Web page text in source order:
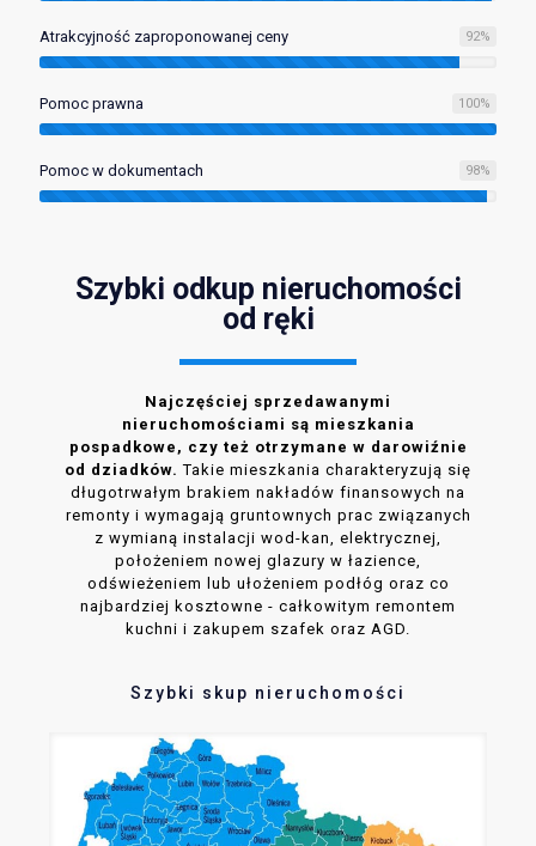
Atrakcyjność zaproponowanej ceny 92%
Pomoc prawna 100%
Pomoc w dokumentach 98%
Szybki odkup nieruchomości
od ręki
Najczęściej sprzedawanymi
nieruchomościami są mieszkania
pospadkowe, czy też otrzymane w darowiźnie
od dziadków. Takie mieszkania charakteryzują się
długotrwałym brakiem nakładów finansowych na
remonty i wymagają gruntownych prac związanych
z wymianą instalacji wod-kan, elektrycznej,
położeniem nowej glazury w łazience,
odświeżeniem lub ułożeniem podłóg oraz co
najbardziej kosztowne - całkowitym remontem
kuchni i zakupem szafek oraz AGD.
Szybki skup nieruchomości